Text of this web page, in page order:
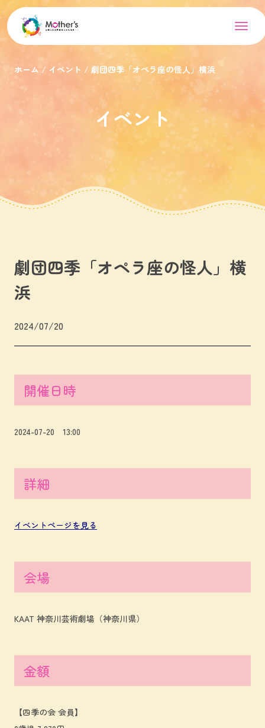
ホーム イベント 劇団四季「オペラ座の怪人」横浜
イベント
劇団四季「オペラ座の怪人」横
浜
2024/07/20
開催日時
2024-07-20 13:00
詳細
イベントページを見る
会場
KAAT 神奈川芸術劇場（神奈川県）
金額
【四季の会 会員】